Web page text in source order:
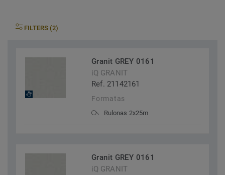
FILTERS (2)
Granit GREY 0161
iQ GRANIT
Ref. 21142161
Formatas
Rulonas 2x25m
Granit GREY 0161
iQ GRANIT